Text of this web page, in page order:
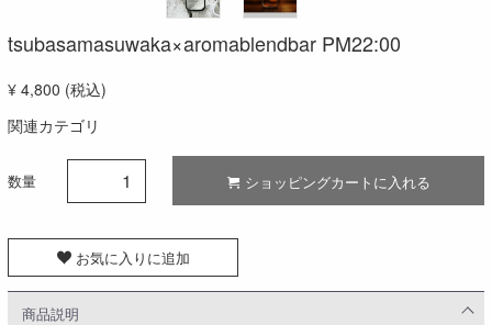
tsubasamasuwaka×aromablendbar PM22:00
¥ 4,800 (税込)
関連カテゴリ
数量 ショッピングカートに入れる
お気に入りに追加
商品説明